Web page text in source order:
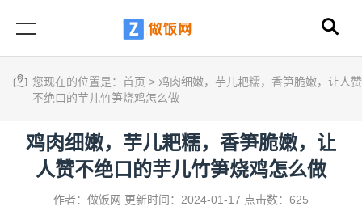
您现在的位置是： 首页 > 鸡肉细嫩，芋儿耙糯，香笋脆嫩，让人赞
不绝口的芋儿竹笋烧鸡怎么做
鸡肉细嫩，芋儿耙糯，香笋脆嫩，让
人赞不绝口的芋儿竹笋烧鸡怎么做
作者：做饭网 更新时间：2024-01-17 点击数：625